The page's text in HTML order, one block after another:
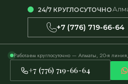
Работаем круглосуточно — Алматы, 20-я
+7 (776) 719-66-64
24/7 КРУГЛОСУТОЧНО
+7 (776) 719-66-64